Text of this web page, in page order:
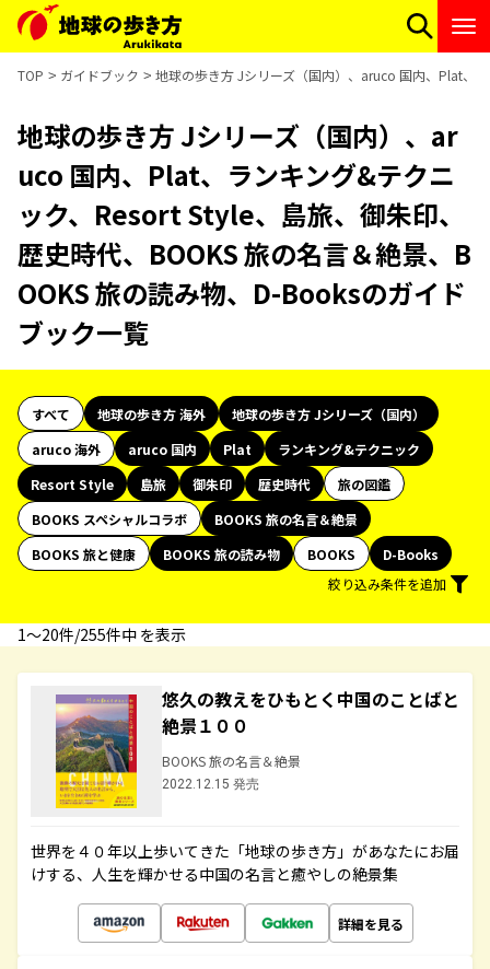
TOP ガイドブック 地球の歩き方 Jシリーズ（国内）、aruco 国内、Plat、
地球の歩き方 Jシリーズ（国内）、ar
uco 国内、Plat、ランキング&テクニ
ック、Resort Style、島旅、御朱印、
歴史時代、BOOKS 旅の名言＆絶景、B
OOKS 旅の読み物、D-Booksのガイド
ブック一覧
すべて 地球の歩き方 海外
地球の歩き方 Jシリーズ（国内）
aruco 海外
aruco 国内 Plat
ランキング&テクニック
Resort Style
島旅 御朱印 歴史時代
旅の図鑑
BOOKS スペシャルコラボ
BOOKS 旅の名言＆絶景
BOOKS 旅と健康
BOOKS 旅の読み物 BOOKS
D-Books
絞り込み条件を追加
1〜20件/255件中 を表示
悠久の教えをひもとく中国のことばと
絶景１００
BOOKS 旅の名言＆絶景
2022.12.15 発売
世界を４０年以上歩いてきた「地球の歩き方」があなたにお届
けする、人生を輝かせる中国の名言と癒やしの絶景集
詳細を見る